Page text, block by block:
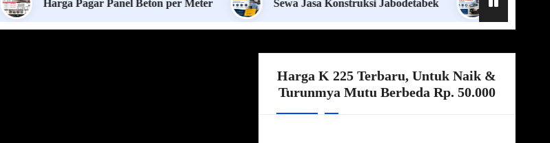
Harga Pagar Panel Beton per Meter Sewa Jasa Konstruksi Jabodetabek Supplier Ready Mix
Harga K 225 Terbaru, Untuk Naik &
Turunmya Mutu Berbeda Rp. 50.000